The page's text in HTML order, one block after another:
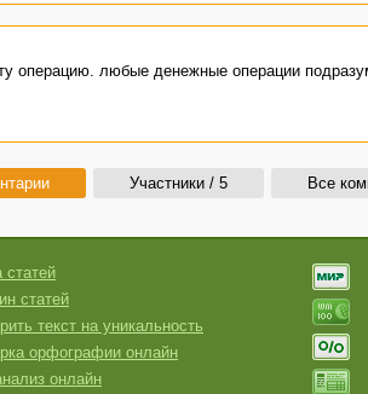
операцию. любые денежные операции
Участники / 5 Все
статей
статей
текст на уникальность
орфографии онлайн
онлайн